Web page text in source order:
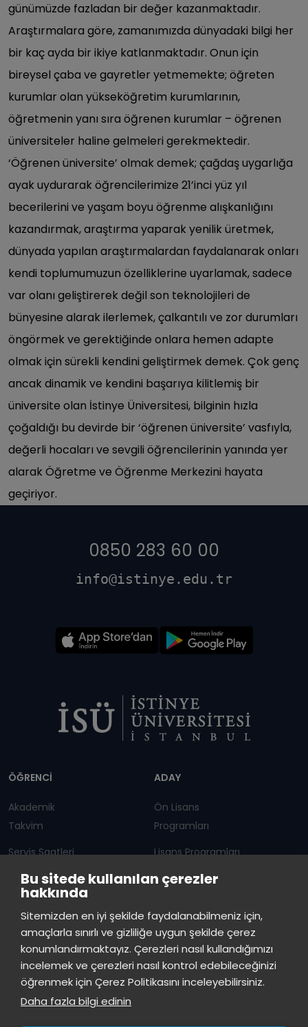
Bu sitede kullanılan çerezler
hakkında
Sitemizden en iyi şekilde faydalanabilmeniz için,
amaçlarla sınırlı ve gizliliğe uygun şekilde çerez
konumlandırmaktayız. Çerezleri nasıl kullandığımızı
incelemek ve çerezleri nasıl kontrol edebileceğinizi
öğrenmek için Çerez Politikasını inceleyebilirsiniz.
Daha fazla bilgi edinin
günümüzde fazladan bir değer kazanmaktadır.
Araştırmalara göre, zamanımızda dünyadaki bilgi her
bir kaç ayda bir ikiye katlanmaktadır. Onun için
bireysel çaba ve gayretler yetmemekte; öğreten
kurumlar olan yükseköğretim kurumlarının,
öğretmenin yanı sıra öğrenen kurumlar – öğrenen
üniversiteler haline gelmeleri gerekmektedir.
‘Öğrenen üniversite’ olmak demek; çağdaş uygarlığa
ayak uydurarak öğrencilerimize 21’inci yüz yıl
becerilerini ve yaşam boyu öğrenme alışkanlığını
kazandırmak, araştırma yaparak yenilik üretmek,
dünyada yapılan araştırmalardan faydalanarak onları
kendi toplumumuzun özelliklerine uyarlamak, sadece
var olanı geliştirerek değil son teknolojileri de
bünyesine alarak ilerlemek, çalkantılı ve zor durumları
öngörmek ve gerektiğinde onlara hemen adapte
olmak için sürekli kendini geliştirmek demek. Çok genç
ancak dinamik ve kendini başarıya kilitlemiş bir
üniversite olan İstinye Üniversitesi, bilginin hızla
çoğaldığı bu devirde bir ‘öğrenen üniversite’ vasfıyla,
değerli hocaları ve sevgili öğrencilerinin yanında yer
alarak Öğretme ve Öğrenme Merkezini hayata
geçiriyor.
0850 283 60 00
info@istinye.edu.tr
ÖĞRENCİ
Akademik
Takvim
Servis Saatleri
Duyurular
ADAY
Ön Lisans
Programları
Lisans Programları
Lisansüstü
İSTİNYE
Basın
Kiti
İhaleler İstinye Post Kampüslerimiz
çevrimiçi
İstinye Üniversitesi
Merhaba! Size nasıl yardımcı
olabilirim?